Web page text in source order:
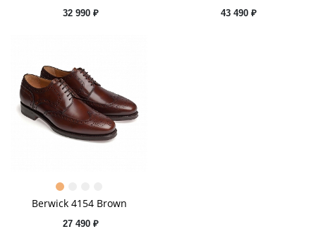
32 990 ₽ 43 490 ₽
Berwick 4154 Brown
27 490 ₽